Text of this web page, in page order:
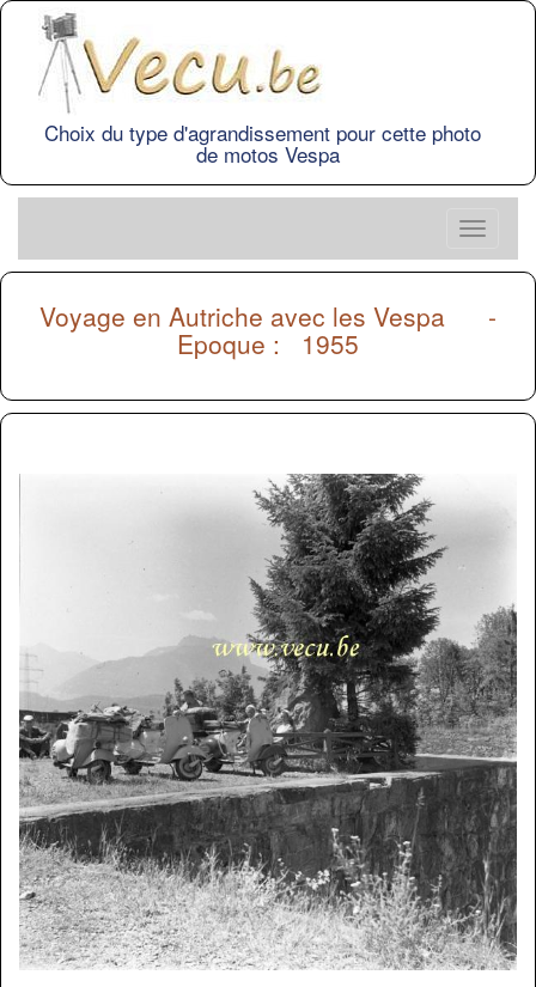
Choix du type d'agrandissement pour cette photo
de motos Vespa
Voyage en Autriche avec les Vespa -
Epoque : 1955